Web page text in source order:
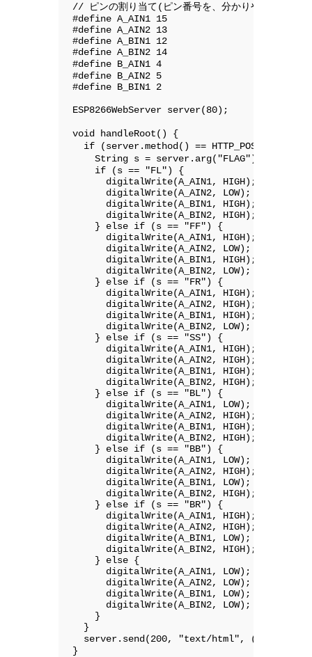
// ピンの割り当て(ピン番号を、分かりやすいピン名
#define A_AIN1 15
#define A_AIN2 13
#define A_BIN1 12
#define A_BIN2 14
#define B_AIN1 4                       //
#define B_AIN2 5
#define B_BIN1 2
ESP8266WebServer server(80);           //
void handleRoot() {                    // クライア
if (server.method() == HTTP_POST) {  //
String s = server.arg("FLAG");     //
    if (s == "FL") {
      digitalWrite(A_AIN1, HIGH);
      digitalWrite(A_AIN2, LOW);
      digitalWrite(A_BIN1, HIGH);
      digitalWrite(A_BIN2, HIGH);
    } else if (s == "FF") {
      digitalWrite(A_AIN1, HIGH);
      digitalWrite(A_AIN2, LOW);
      digitalWrite(A_BIN1, HIGH);
      digitalWrite(A_BIN2, LOW);
    } else if (s == "FR") {
      digitalWrite(A_AIN1, HIGH);
      digitalWrite(A_AIN2, HIGH);
      digitalWrite(A_BIN1, HIGH);
      digitalWrite(A_BIN2, LOW);
    } else if (s == "SS") {
      digitalWrite(A_AIN1, HIGH);
      digitalWrite(A_AIN2, HIGH);
      digitalWrite(A_BIN1, HIGH);
      digitalWrite(A_BIN2, HIGH);
    } else if (s == "BL") {
      digitalWrite(A_AIN1, LOW);
      digitalWrite(A_AIN2, HIGH);
      digitalWrite(A_BIN1, HIGH);
      digitalWrite(A_BIN2, HIGH);
    } else if (s == "BB") {
      digitalWrite(A_AIN1, LOW);
      digitalWrite(A_AIN2, HIGH);
      digitalWrite(A_BIN1, LOW);
      digitalWrite(A_BIN2, HIGH);
    } else if (s == "BR") {
      digitalWrite(A_AIN1, HIGH);
      digitalWrite(A_AIN2, HIGH);
      digitalWrite(A_BIN1, LOW);
      digitalWrite(A_BIN2, HIGH);
    } else {
      digitalWrite(A_AIN1, LOW);
      digitalWrite(A_AIN2, LOW);
      digitalWrite(A_BIN1, LOW);
      digitalWrite(A_BIN2, LOW);
    }
  }
server.send(200, "text/html", (char
}